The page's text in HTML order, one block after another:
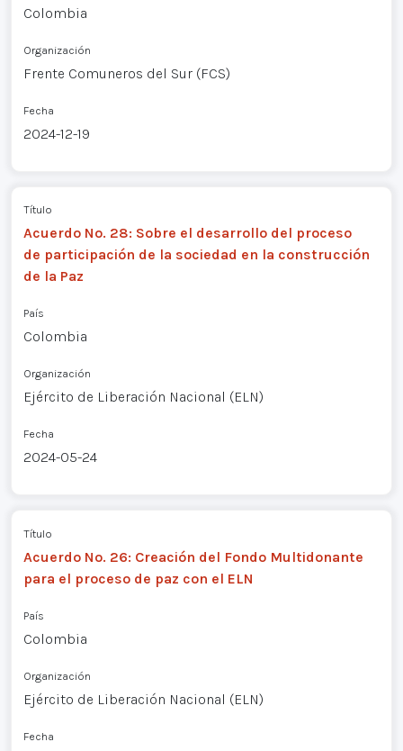
Colombia
Organización
Frente Comuneros del Sur (FCS)
Fecha
2024-12-19
Título
Acuerdo No. 28: Sobre el desarrollo del proceso
de participación de la sociedad en la construcción
de la Paz
País
Colombia
Organización
Ejército de Liberación Nacional (ELN)
Fecha
2024-05-24
Título
Acuerdo No. 26: Creación del Fondo Multidonante
para el proceso de paz con el ELN
País
Colombia
Organización
Ejército de Liberación Nacional (ELN)
Fecha